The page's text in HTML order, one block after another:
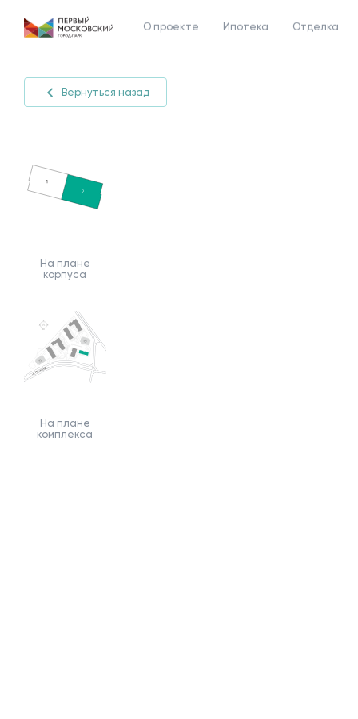
О проекте Ипотека Отделка
На плане
корпуса
На плане
комплекса
Вернуться назад